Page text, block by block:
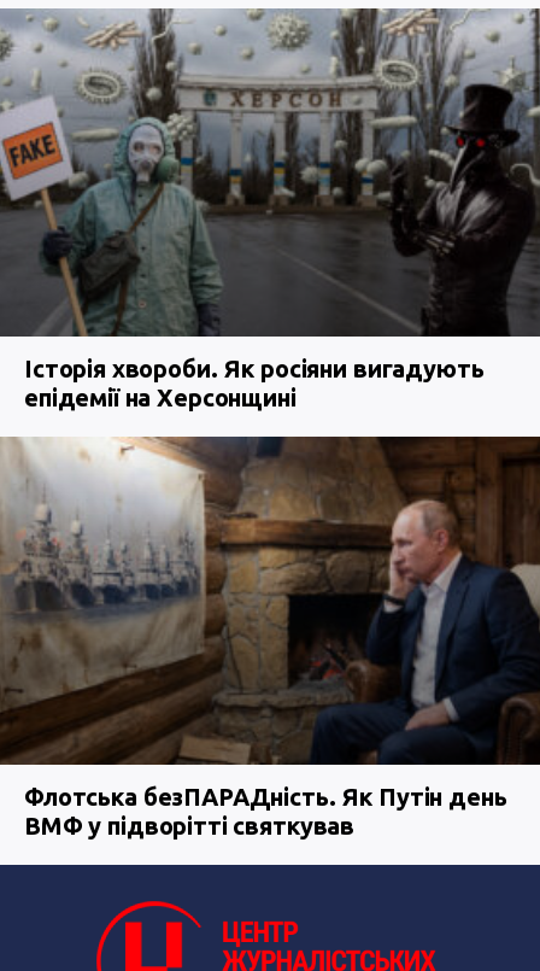
Історія хвороби. Як росіяни вигадують
епідемії на Херсонщині
Флотська безПАРАДність. Як Путін день
ВМФ у підворітті святкував